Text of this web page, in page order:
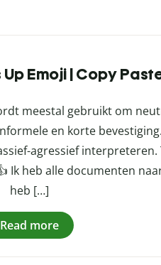
Emoji | Copy
meestal gebruikt om
en korte
agressief
Ik heb alle documenten
heb […]
Read more